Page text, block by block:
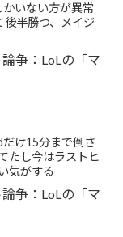
いない方が異常
後半勝つ、メイジ
争：LoLの「マ
け15分まで倒さ
たし今はラストヒ
気がする
争：LoLの「マ